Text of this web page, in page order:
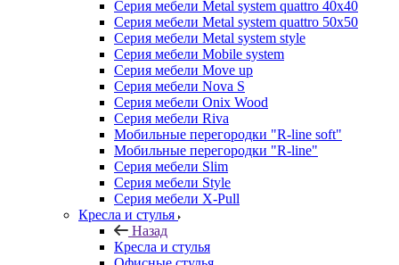
Серия мебели Metal system quattro 40x40
Серия мебели Metal system quattro 50x50
Серия мебели Metal system style
Серия мебели Mobile system
Серия мебели Move up
Серия мебели Nova S
Серия мебели Onix Wood
Серия мебели Riva
Мобильные перегородки "R-line soft"
Мобильные перегородки "R-line"
Серия мебели Slim
Серия мебели Style
Серия мебели X-Pull
Кресла и стулья
Назад
Кресла и стулья